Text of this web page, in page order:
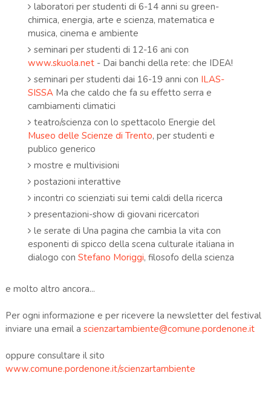
laboratori per studenti di 6-14 anni su green-
chimica, energia, arte e scienza, matematica e
musica, cinema e ambiente
seminari per studenti di 12-16 ani con
www.skuola.net - Dai banchi della rete: che IDEA!
seminari per studenti dai 16-19 anni con ILAS-
SISSA Ma che caldo che fa su effetto serra e
cambiamenti climatici
teatro/scienza con lo spettacolo Energie del
Museo delle Scienze di Trento, per studenti e
publico generico
mostre e multivisioni
postazioni interattive
incontri co scienziati sui temi caldi della ricerca
presentazioni-show di giovani ricercatori
le serate di Una pagina che cambia la vita con
esponenti di spicco della scena culturale italiana in
dialogo conStefano Moriggi, filosofo della scienza
e molto altro ancora...
Per ogni informazione e per ricevere la newsletter del festival
inviare una email a scienzartambiente@comune.pordenone.it
oppure consultare il sito
www.comune.pordenone.it/scienzartambiente